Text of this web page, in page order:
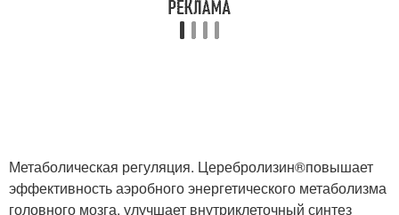
Метаболическая регуляция. Церебролизин®повышает
эффективность аэробного энергетического метаболизма
головного мозга, улучшает внутриклеточный синтез